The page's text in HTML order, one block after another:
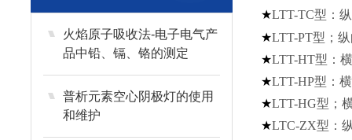
火焰原子吸收法-电子电气产
品中铅、镉、铬的测定
普析元素空心阴极灯的使用
和维护
★LTT-TC型：
★LTT-PT型；
★LTT-HT型：
★LTT-HP型：
★LTT-HG型；
★LTC-ZX型：